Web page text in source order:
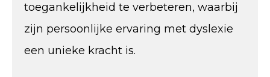
toegankelijkheid te verbeteren, waarbij
zijn persoonlijke ervaring met dyslexie
een unieke kracht is.